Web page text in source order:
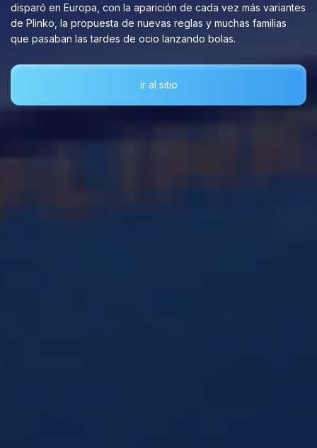
disparó en Europa, con la aparición de cada vez más variantes
de Plinko, la propuesta de nuevas reglas y muchas familias
que pasaban las tardes de ocio lanzando bolas.
ir al sitio